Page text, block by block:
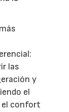
las
y
el
el confort